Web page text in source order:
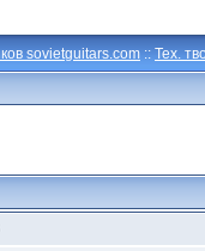
sovietguitars.com :: Тех.